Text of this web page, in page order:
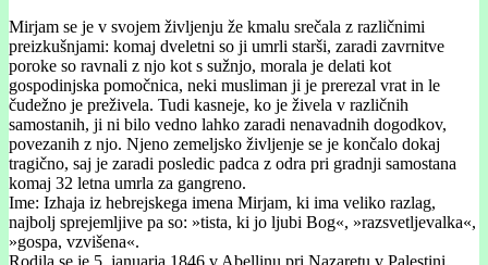
Mirjam se je v svojem življenju že kmalu srečala z različnimi
preizkušnjami: komaj dveletni so ji umrli starši, zaradi zavrnitve
poroke so ravnali z njo kot s sužnjo, morala je delati kot
gospodinjska pomočnica, neki musliman ji je prerezal vrat in le
čudežno je preživela. Tudi kasneje, ko je živela v različnih
samostanih, ji ni bilo vedno lahko zaradi nenavadnih dogodkov,
povezanih z njo. Njeno zemeljsko življenje se je končalo dokaj
tragično, saj je zaradi posledic padca z odra pri gradnji samostana
komaj 32 letna umrla za gangreno.
Ime: Izhaja iz hebrejskega imena Mirjam, ki ima veliko razlag,
najbolj sprejemljive pa so: »tista, ki jo ljubi Bog«, »razsvetljevalka«,
»gospa, vzvišena«.
Rodila se je 5. januarja 1846 v Abellinu pri Nazaretu v Palestini,